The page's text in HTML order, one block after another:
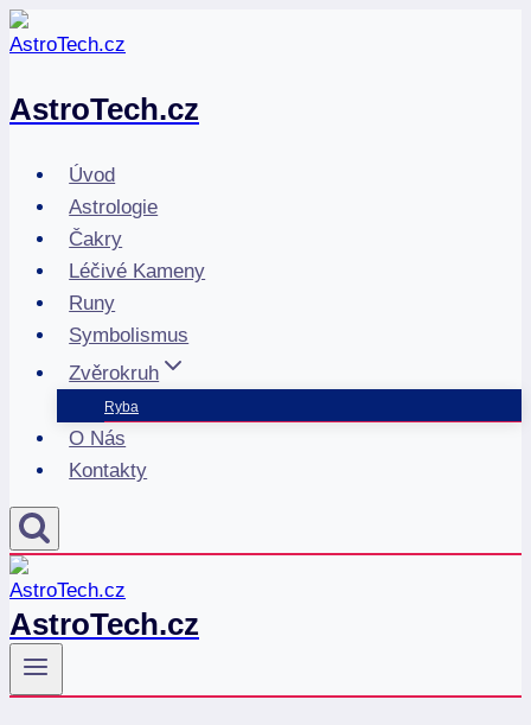
Přeskočit
na
AstroTech.cz
Úvod
Astrologie
Čakry
Léčivé Kameny
Runy
Symbolismus
Zvěrokruh
Ryba
O Nás
Kontakty
AstroTech.cz